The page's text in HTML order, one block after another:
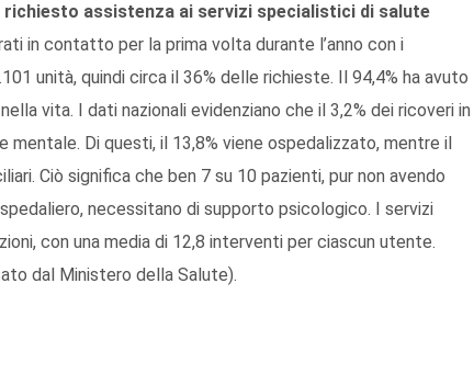
richiesto assistenza ai servizi specialistici di salute
in contatto per la prima volta durante l’anno con i
unità, quindi circa il 36% delle richieste. Il 94,4% ha avuto
vita. I dati nazionali evidenziano che il 3,2% dei ricoveri in
Di questi, il 13,8% viene ospedalizzato, mentre il
Ciò significa che ben 7 su 10 pazienti, pur non avendo
necessitano di supporto psicologico. I servizi
con una media di 12,8 interventi per ciascun utente.
dal Ministero della Salute).